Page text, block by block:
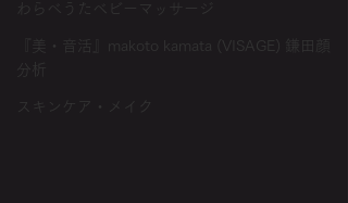
わらべうたベビーマッサージ
『美・音活』makoto kamata (VISAGE) 鎌田顔
分析
スキンケア・メイク